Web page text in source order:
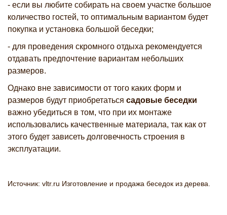
- если вы любите собирать на своем участке большое
количество гостей, то оптимальным вариантом будет
покупка и установка большой беседки;
- для проведения скромного отдыха рекомендуется
отдавать предпочтение вариантам небольших
размеров.
Однако вне зависимости от того каких форм и
размеров будут приобретаться садовые беседки
важно убедиться в том, что при их монтаже
использовались качественные материала, так как от
этого будет зависеть долговечность строения в
эксплуатации.
Источник: vltr.ru Изготовление и продажа беседок из дерева.